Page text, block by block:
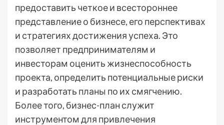
предоставить четкое и всестороннее
представление о бизнесе, его перспективах
и стратегиях достижения успеха. Это
позволяет предпринимателям и
инвесторам оценить жизнеспособность
проекта, определить потенциальные риски
и разработать планы по их смягчению.
Более того, бизнес-план служит
инструментом для привлечения